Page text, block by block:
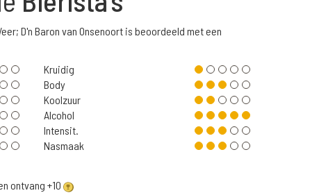
D'n Baron van Onsenoort is beoordeeld met een
Kruidig
Body
Koolzuur
Alcohol
Intensit.
Nasmaak
ontvang +10